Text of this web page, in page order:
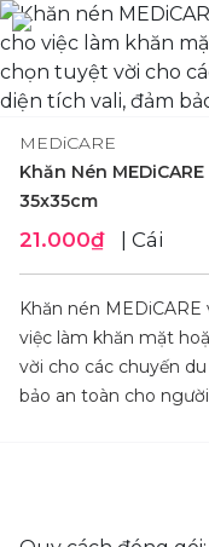
MEDiCARE
Khăn Nén
35x35cm
21.000₫ | Cái
Khăn nén
việc làm khăn mặt
vời cho các chuyến
bảo an toàn cho